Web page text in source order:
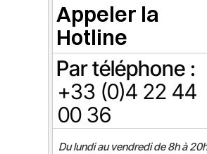
Appeler la
Hotline
Par téléphone :
+33 (0)4 22 44
00 36
Du lundi au vendredi de 8h à 20h